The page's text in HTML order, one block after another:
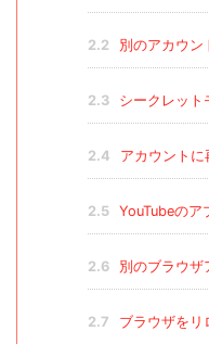
2.2 別のアカウン
2.3 シークレット
2.4 アカウント
2.5 YouTubeのア
2.6 別のブラウザ
2.7 ブラウザをリ